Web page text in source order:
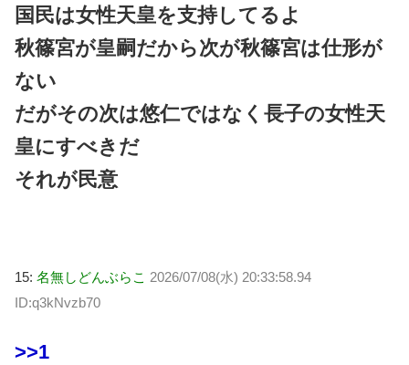
国民は女性天皇を支持してるよ
秋篠宮が皇嗣だから次が秋篠宮は仕形が
ない
だがその次は悠仁ではなく長子の女性天
皇にすべきだ
それが民意
15: 名無しどんぶらこ 2026/07/08(水) 20:33:58.94
ID:q3kNvzb70
>>1